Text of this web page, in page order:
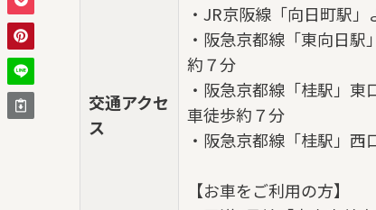
交通アクセ
ス
・JR京阪線「向日町駅
・阪急京都線「東向日
約７分
・阪急京都線「桂駅」
車徒歩約７分
・阪急京都線「桂駅」
【お車をご利用の方】